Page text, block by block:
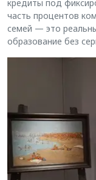
кредиты под
часть процентов
семей — это
образование без